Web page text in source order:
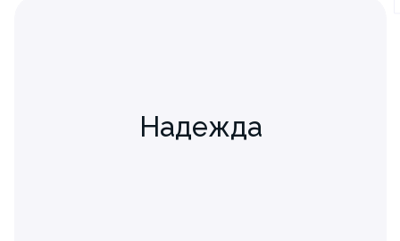
Надежда